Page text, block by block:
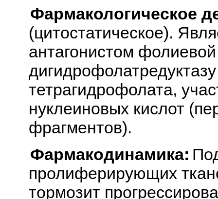
Фармакологическое
(цитостатическое).
антагонистом
тетрагидрофолата,
нуклеиновых кислот
фрагментов).
Фармакодинамика:
пролиферирующих
тормозит